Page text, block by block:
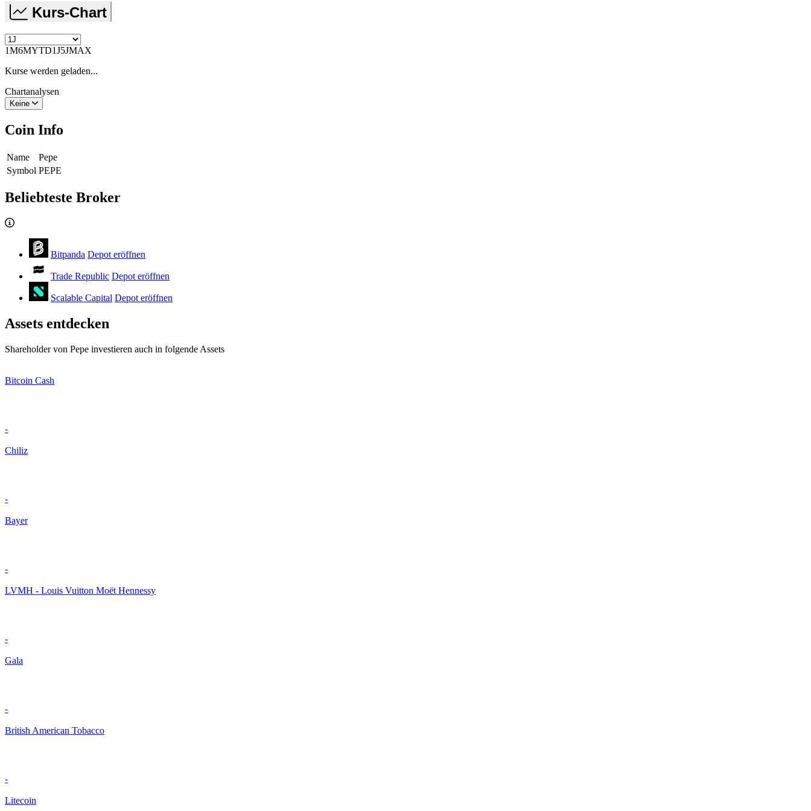
Kurs-Chart
1M6MYTD1J5JMAX
Kurse werden geladen...
Chartanalysen
Keine
Coin Info
Name
Pepe
Symbol PEPE
Beliebteste Broker
Bitpanda Depot eröffnen
Trade Republic Depot eröffnen
Scalable Capital Depot eröffnen
Assets entdecken
Shareholder von Pepe investieren auch in folgende Assets
Bitcoin Cash
-
Chiliz
-
Bayer
-
LVMH - Louis Vuitton Moët Hennessy
-
Gala
-
British American Tobacco
-
Litecoin